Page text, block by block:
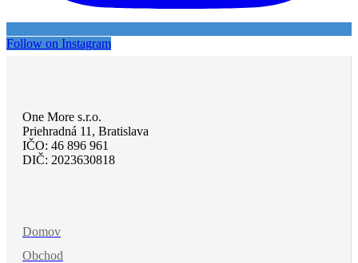
Follow on Instagram
One More s.r.o.
Priehradná 11, Bratislava
IČO: 46 896 961
DIČ: 2023630818
Domov
Obchod